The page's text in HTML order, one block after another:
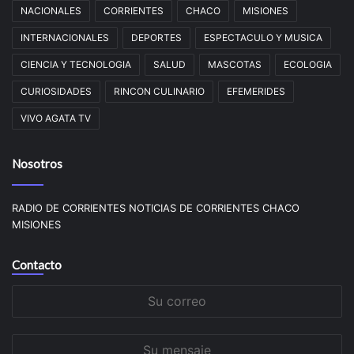
NACIONALES CORRIENTES CHACO MISIONES
INTERNACIONALES DEPORTES ESPECTACULO Y MUSICA
CIENCIA Y TECNOLOGIA SALUD MASCOTAS ECOLOGIA
CURIOSIDADES RINCON CULINARIO EFEMERIDES
VIVO AGATA TV
Nosotros
RADIO DE CORRIENTES NOTICIAS DE CORRIENTES CHACO
MISIONES
Contacto